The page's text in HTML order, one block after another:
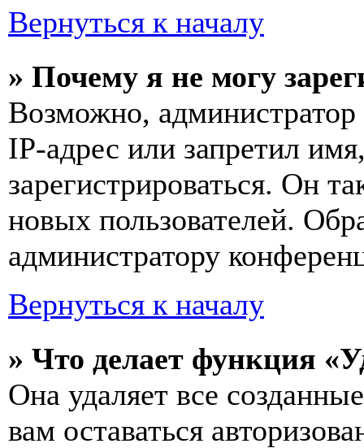
Вернуться к началу
» Почему я не могу
Возможно,
IP-адрес или запретил
зарегистрироваться. Он
новых пользователей.
администратору
Вернуться к началу
» Что делает функция
Она удаляет все
вам оставаться